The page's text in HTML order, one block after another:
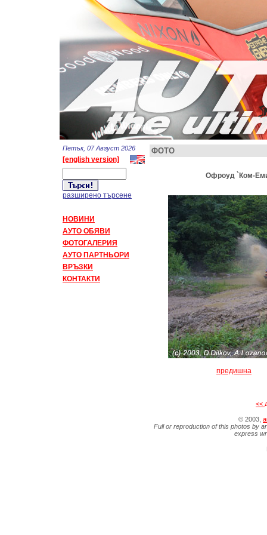
Петък, 07 Август 2026
[english version]
разширено търсене
НОВИНИ
АУТО ОБЯВИ
ФОТОГАЛЕРИЯ
АУТО ПАРТНЬОРИ
ВРЪЗКИ
КОНТАКТИ
ФОТО
Офроуд `Ком-
предишна
<<
© 2003,
Full or reproduction of this photos by
express